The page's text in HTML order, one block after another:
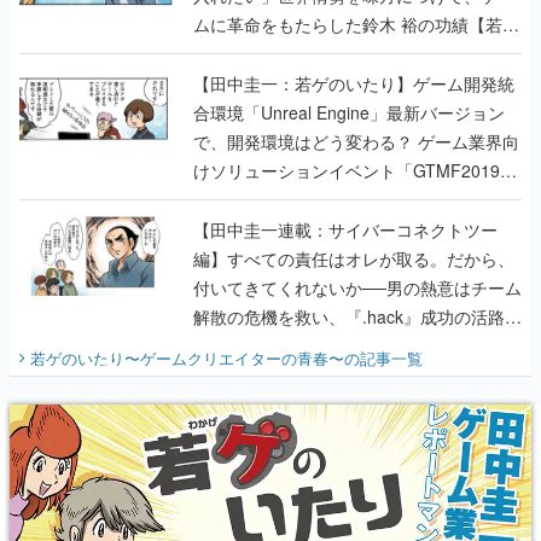
ムに革命をもたらした鈴木 裕の功績【若ゲ
のいたり】
【田中圭一：若ゲのいたり】ゲーム開発統
合環境「Unreal Engine」最新バージョン
で、開発環境はどう変わる？ ゲーム業界向
けソリューションイベント「GTMF2019」
に行って、より理解を深めよう【PR】
【田中圭一連載：サイバーコネクトツー
編】すべての責任はオレが取る。だから、
付いてきてくれないか──男の熱意はチーム
解散の危機を救い、『.hack』成功の活路を
『少年ジャンプ』色だった【若ゲのいた
り】
若ゲのいたり〜ゲームクリエイターの青春〜の記事一覧